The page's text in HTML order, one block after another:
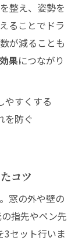
整え、姿勢を
ることでドラ
が減ることも
果につながり
やすくする
を防ぐ
コツ
窓の外や壁の
指先やペン先
3セット行いま